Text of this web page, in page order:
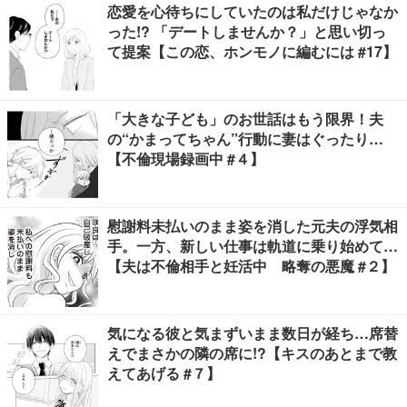
恋愛を心待ちにしていたのは私だけじゃなか
った!? 「デートしませんか？」と思い切っ
て提案【この恋、ホンモノに編むには #17】
「大きな子ども」のお世話はもう限界！夫
の“かまってちゃん”行動に妻はぐったり…
【不倫現場録画中 #４】
慰謝料未払いのまま姿を消した元夫の浮気相
手。一方、新しい仕事は軌道に乗り始めて…
【夫は不倫相手と妊活中 略奪の悪魔 #２】
気になる彼と気まずいまま数日が経ち…席替
えでまさかの隣の席に!?【キスのあとまで教
えてあげる #７】